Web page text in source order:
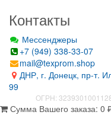
Контакты
Мессенджеры
+7 (949) 338-33-07
mail@texprom.shop
ДНР, г. Донецк, пр-т.
99
ОГРН:
Сумма Вашего заказа: 0